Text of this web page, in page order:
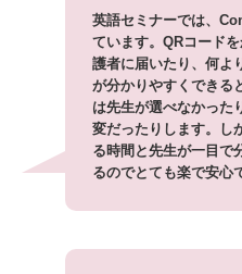
英語セミナーでは、
ています。QRコード
護者に届いたり、何よ
が分かりやすくできる
は先生が選べなかった
変だったりします。し
る時間と先生が一目で
るのでとても楽で安心